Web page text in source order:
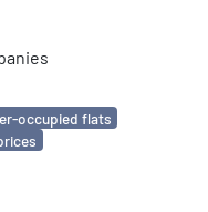
occupied flats